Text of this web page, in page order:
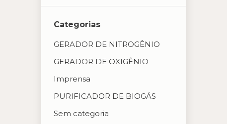
Categorias
GERADOR DE NITROGÊNIO
GERADOR DE OXIGÊNIO
Imprensa
PURIFICADOR DE BIOGÁS
Sem categoria